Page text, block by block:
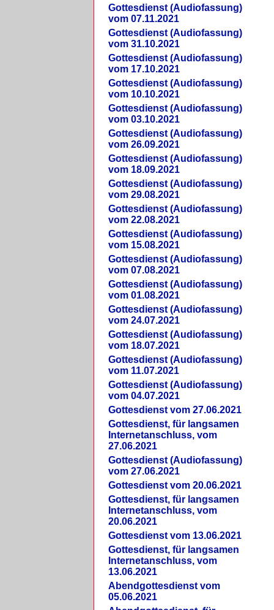
Gottesdienst (Audiofassung)
vom 07.11.2021
Gottesdienst (Audiofassung)
vom 31.10.2021
Gottesdienst (Audiofassung)
vom 17.10.2021
Gottesdienst (Audiofassung)
vom 10.10.2021
Gottesdienst (Audiofassung)
vom 03.10.2021
Gottesdienst (Audiofassung)
vom 26.09.2021
Gottesdienst (Audiofassung)
vom 18.09.2021
Gottesdienst (Audiofassung)
vom 29.08.2021
Gottesdienst (Audiofassung)
vom 22.08.2021
Gottesdienst (Audiofassung)
vom 15.08.2021
Gottesdienst (Audiofassung)
vom 07.08.2021
Gottesdienst (Audiofassung)
vom 01.08.2021
Gottesdienst (Audiofassung)
vom 24.07.2021
Gottesdienst (Audiofassung)
vom 18.07.2021
Gottesdienst (Audiofassung)
vom 11.07.2021
Gottesdienst (Audiofassung)
vom 04.07.2021
Gottesdienst vom 27.06.2021
Gottesdienst, für langsamen
Internetanschluss, vom
27.06.2021
Gottesdienst (Audiofassung)
vom 27.06.2021
Gottesdienst vom 20.06.2021
Gottesdienst, für langsamen
Internetanschluss, vom
20.06.2021
Gottesdienst vom 13.06.2021
Gottesdienst, für langsamen
Internetanschluss, vom
13.06.2021
Abendgottesdienst vom
05.06.2021